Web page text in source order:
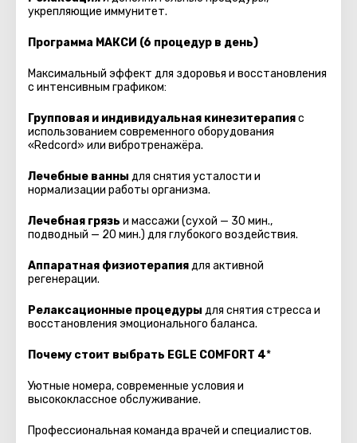
укрепляющие иммунитет.
Программа МАКСИ (6 процедур в день)
Максимальный эффект для здоровья и восстановления
с интенсивным графиком:
Групповая и индивидуальная кинезитерапияс
использованием современного оборудования
«Redcord» или вибротренажёра.
Лечебные ванны для снятия усталости и
нормализации работы организма.
Лечебная грязь и массажи (сухой — 30 мин.,
подводный — 20 мин.) для глубокого воздействия.
Аппаратная физиотерапиядля активной
регенерации.
Релаксационные процедуры для снятия стресса и
восстановления эмоционального баланса.
Почему стоит выбрать EGLE COMFORT 4*
Уютные номера, современные условия и
высококлассное обслуживание.
Профессиональная команда врачей и специалистов.